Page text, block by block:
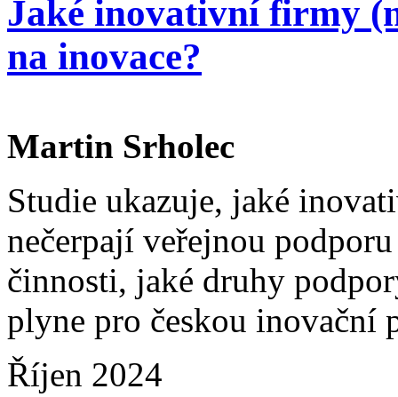
Jaké inovativní firmy
na inovace?
Martin Srholec
Studie ukazuje, jaké
nečerpají veřejnou
činnosti, jaké druhy
plyne pro českou inovační
Říjen 2024